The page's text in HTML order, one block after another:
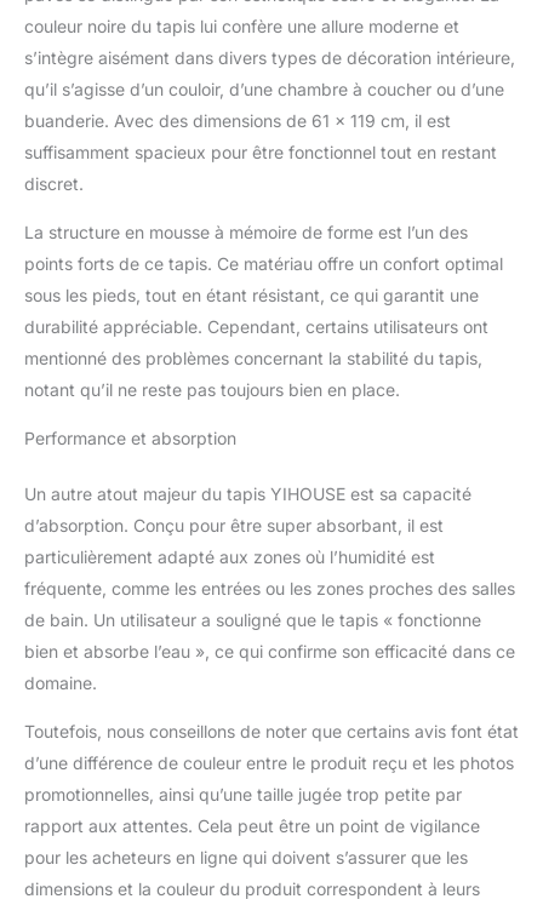
avancé que d'autres
tapis de bain ne peuvent
pas fournir. Super
absorbant : l'excellente
absorption du tapis de
sol peut immédiatement
sécher vos pieds lorsque
sol froid et empêcher le
sol de se mouiller. Envers
antidérapant : le fond du
tapis de sol est fabriqué
en PVC, qui peut se
poser fermement sur le
sol en bois et en
veillez à ce que le fond
du tapis soit sec et
nettoyage : les tapis de
bain sont faciles à
nettoyer et à entretenir.
Ils sont lavés à l'eau
à basse température ou,
si possible, dans un
tambour ouvert. Cela
garantit que le tapis reste
durable et éclatant
pendant de nombreuses
couleur noire du tapis lui confère une allure moderne et
s’intègre aisément dans divers types de décoration intérieure,
qu’il s’agisse d’un couloir, d’une chambre à coucher ou d’une
buanderie. Avec des dimensions de 61 x 119 cm, il est
suffisamment spacieux pour être fonctionnel tout en restant
discret.
La structure en mousse à mémoire de forme est l’un des
points forts de ce tapis. Ce matériau offre un confort optimal
sous les pieds, tout en étant résistant, ce qui garantit une
durabilité appréciable. Cependant, certains utilisateurs ont
mentionné des problèmes concernant la stabilité du tapis,
notant qu’il ne reste pas toujours bien en place.
Performance et absorption
Un autre atout majeur du tapis YIHOUSE est sa capacité
d’absorption. Conçu pour être super absorbant, il est
particulièrement adapté aux zones où l’humidité est
fréquente, comme les entrées ou les zones proches des salles
de bain. Un utilisateur a souligné que le tapis « fonctionne
bien et absorbe l’eau », ce qui confirme son efficacité dans ce
domaine.
Toutefois, nous conseillons de noter que certains avis font état
d’une différence de couleur entre le produit reçu et les photos
promotionnelles, ainsi qu’une taille jugée trop petite par
rapport aux attentes. Cela peut être un point de vigilance
pour les acheteurs en ligne qui doivent s’assurer que les
dimensions et la couleur du produit correspondent à leurs